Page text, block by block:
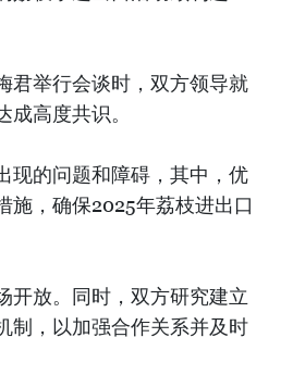
君举行会谈时，双方领导就
高度共识。
现的问题和障碍，其中，优
施，确保2025年荔枝进出口
开放。同时，双方研究建立
制，以加强合作关系并及时